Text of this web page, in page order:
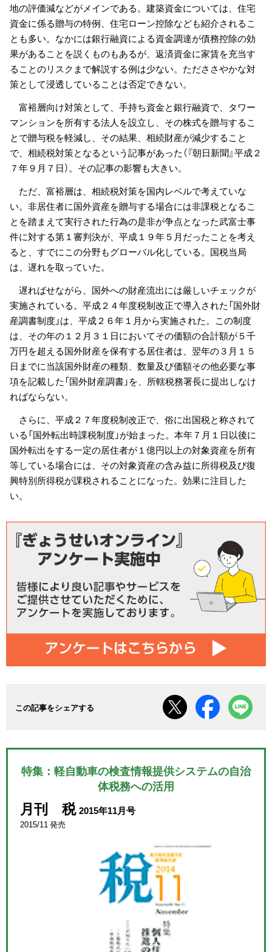
地の評価減などがメインである。建築資金については、住宅
資金に係る贈与の特例、住宅ローン控除なども紹介されるこ
とも多い。なかには銀行融資による資金調達が債務控除の効
果があることを説くものもあるが、返済資金に家賃を充当す
ることのリスクまで解説する例は少ない。ただささやかな対
策として浸透していることは否定できない。
富裕層向け対策として、手持ち資金と銀行融資で、タワー
マンションを所有する法人を設立し、その株式を贈与するこ
とで贈与税を軽減し、その結果、相続財産が減少すること
で、相続税対策となるという記事があった（『朝日新聞』平成２
７年９月７日）。その記事の影響も大きい。
ただ、富裕層は、相続税対策を国内レベルで考えていな
い。非居住者に国外資産を贈与する場合には非課税となるこ
とを踏まえて実行された行為の是非が争点となった武富士事
件に対する第１審判決が、平成１９年５月だったことを考え
ると、すでにこの分野もグローバル化している。国税当局
は、遅れを取っていた。
遅ればせながら、国外への財産流出には厳しいチェックが
実施されている。平成２４年度税制改正で導入された「国外財
産調書制度」は、平成２６年１月から実施された。この制度
は、その年の１２月３１日においてその価額の合計額が５千
万円を超える国外財産を保有する居住者は、翌年の３月１５
日までに当該国外財産の種類、数量及び価額その他必要な事
項を記載した「国外財産調書」を、所轄税務署長に提出しなけ
ればならない。
さらに、平成２７年度税制改正で、俗に出国税と称されて
いる「国外転出時課税制度」が始まった。本年７月１日以後に
国外転出をする一定の居住者が１億円以上の対象資産を所有
等している場合には、その対象資産の含み益に所得税及び復
興特別所得税が課税されることになった。効果に注目した
い。
この記事をシェアする
特集：軽自動車の検査情報提供システムの自治
体税務への活用
月刊 税 2015年11月号
2015/11 発売